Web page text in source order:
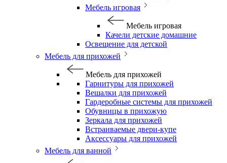
Мебель игровая
Мебель игровая
Качели детские домашние
Освещение для детской
Мебель для прихожей
Мебель для прихожей
Гарнитуры для прихожей
Вешалки для прихожей
Гардеробные системы для прихожей
Обувницы в прихожую
Зеркала для прихожей
Встраиваемые двери-купе
Аксессуары для прихожей
Мебель для ванной